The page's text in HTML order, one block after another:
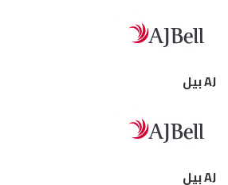
AJ بيل
AJ بيل